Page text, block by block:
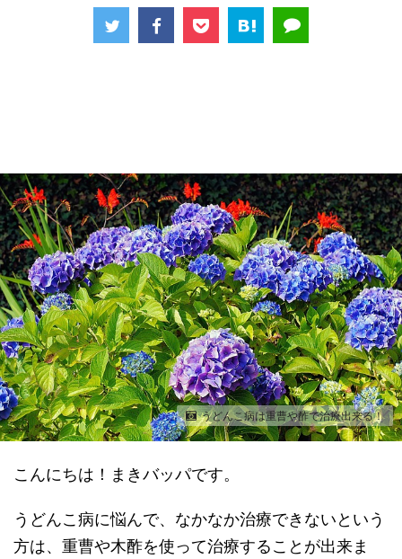
うどんこ病は重曹や酢で治療出来る！
こんにちは！まきバッパです。
うどんこ病に悩んで、なかなか治療できないという
方は、重曹や木酢を使って治療することが出来ま